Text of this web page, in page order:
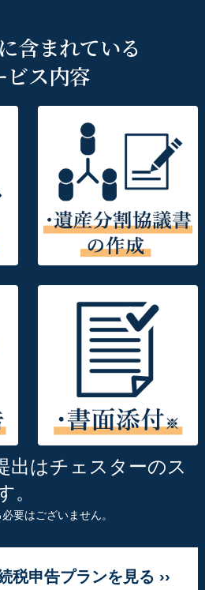
含まれている
ビス内容
出はチェスターのス
。
要はございません。
税申告プランを見る ››